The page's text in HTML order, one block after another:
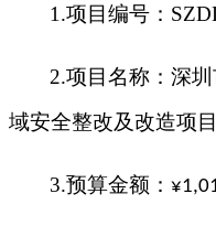
1.项目编号：
2.项目名称：深
域安全整改及改造项目
3.预算金额：